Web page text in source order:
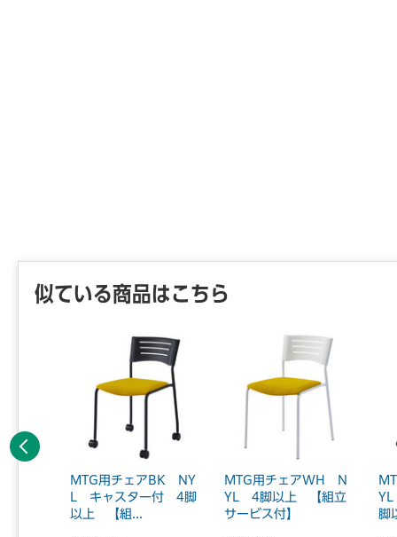
似ている商品はこちら
MTG用チェアBK NY
L キャスター付 4脚
以上 【組...
MTG用チェアWH N
YL 4脚以上 【組立
サービス付】
脚
前へ